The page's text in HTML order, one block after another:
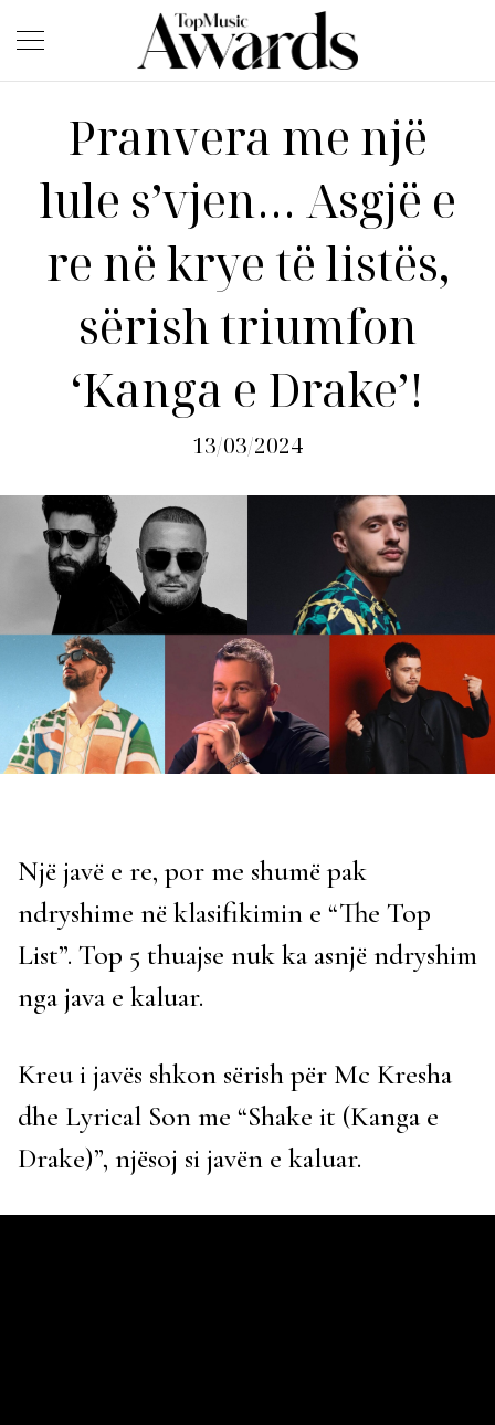
Pranvera me një
lule s’vjen… Asgjë e
re në krye të listës,
sërish triumfon
‘Kanga e Drake’!
13/03/2024
Një javë e re, por me shumë pak
ndryshime në klasifikimin e “The Top
List”. Top 5 thuajse nuk ka asnjë ndryshim
nga java e kaluar.
Kreu i javës shkon sërish për Mc Kresha
dhe Lyrical Son me “Shake it (Kanga e
Drake)”, njësoj si javën e kaluar.